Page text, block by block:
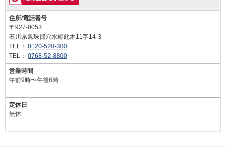
住所/電話番号
〒927-0053
石川県鳳珠郡穴水町此木11字14-3
TEL： 0120-528-300
TEL： 0768-52-8800
営業時間
午前9時〜午後6時
定休日
無休